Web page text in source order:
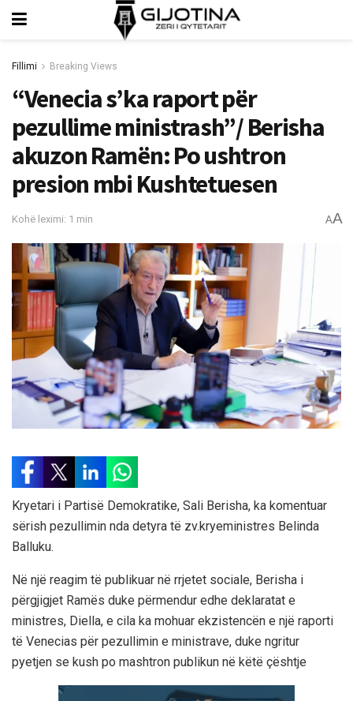
Fillimi Breaking Views
“Venecia s’ka raport për
pezullime ministrash”/ Berisha
akuzon Ramën: Po ushtron
presion mbi Kushtetuesen
Kohë leximi: 1 min AA
Kryetari i Partisë Demokratike, Sali Berisha, ka komentuar
sërish pezullimin nda detyra të zv.kryeministres Belinda
Balluku.
Në një reagim të publikuar në rrjetet sociale, Berisha i
përgjigjet Ramës duke përmendur edhe deklaratat e
ministres, Diella, e cila ka mohuar ekzistencën e një raporti
të Venecias për pezullimin e ministrave, duke ngritur
pyetjen se kush po mashtron publikun në këtë çështje